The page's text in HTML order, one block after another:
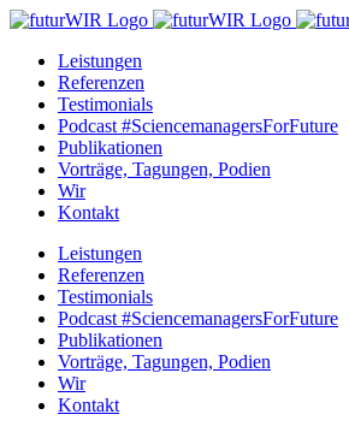
Zum
springenLeistungen
Referenzen
Testimonials
Podcast #SciencemanagersForFuture
Publikationen
Vorträge, Tagungen, Podien
Wir
Kontakt
Leistungen
Referenzen
Testimonials
Podcast #SciencemanagersForFuture
Publikationen
Vorträge, Tagungen, Podien
Wir
Kontakt